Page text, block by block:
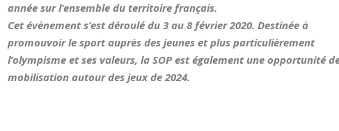
année sur l’ensemble du territoire français.
Cet évènement s’est déroulé du 3 au 8 février 2020. Destinée à
promouvoir le sport auprès des jeunes et plus particulièrement
l’olympisme et ses valeurs, la SOP est également une opportunité
mobilisation autour des jeux de 2024.